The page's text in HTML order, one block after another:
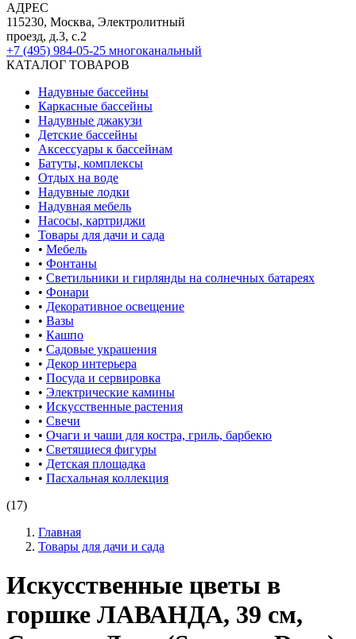
АДРЕС
115230, Москва, Электролитный
проезд, д.3, с.2
+7 (495) 984-05-25 многоканальный
КАТАЛОГ ТОВАРОВ
Надувные бассейны
Каркасные бассейны
Надувные джакузи
Детские бассейны
Аксессуары к бассейнам
Батуты, комплексы
Отдых на воде
Надувные лодки
Надувная мебель
Насосы, картриджи
Товары для дачи и сада
• Мебель
• Фонтаны
• Светильники и гирлянды на солнечных батареях
• Фонари
• Декоративное освещение
• Вазы
• Кашпо
• Садовые украшения
• Декор интерьера
• Посуда и сервировка
• Электрические камины
• Искусственные растения
• Свечи
• Очаги и чаши для костра, гриль, барбекю
• Светящиеся фигуры
• Детская площадка
• Пасхальная коллекция
(17)
Главная
Товары для дачи и сада
Искусственные цветы в
горшке ЛАВАНДА, 39 см,